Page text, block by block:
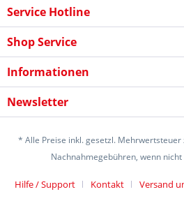
Service Hotline
Shop Service
Informationen
Newsletter
* Alle Preise inkl. gesetzl. Mehrwertsteuer
Nachnahmegebühren, wenn
Hilfe / Support Kontakt
Versand